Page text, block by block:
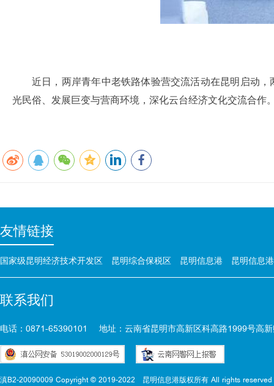
近日，两岸青年中老铁路体验营交流活动在昆明启动
光民俗、发展巨变与营商环境，深化云台经济文化交流合作
友情链接
国家级昆明经济技术开发区 昆明综合保税区 昆明信息港 昆明信息
联系我们
电话：0871-65390101 地址：云南省昆明市高新区科高路1999号高
滇B2-20090009 Copyright © 2019-2022 昆明信息港版权所有 All rights reserved